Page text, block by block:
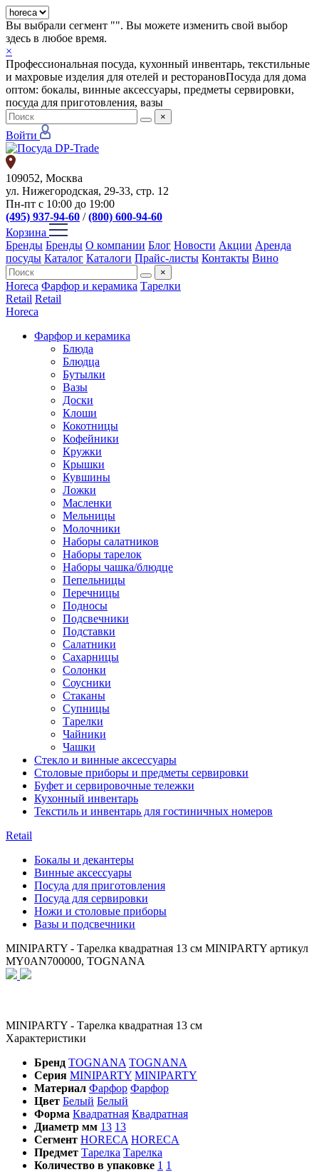
Вы выбрали сегмент "". Вы можете изменить свой выбор
здесь в любое время.
×
Профессиональная посуда, кухонный инвентарь, текстильные
и махровые изделия для отелей и ресторановПосуда для дома
оптом: бокалы, винные аксессуары, предметы сервировки,
посуда для приготовления, вазы
×
Войти
109052, Москва
ул. Нижегородская, 29-33, стр. 12
Пн-пт с 10:00 до 19:00
(495) 937-94-60 /(800) 600-94-60
Корзина
Бренды Бренды О компании Блог Новости Акции Аренда
посуды Каталог Каталоги Прайс-листы Контакты Вино
×
Horeca Фарфор и керамика Тарелки
Retail Retail
Horeca
Фарфор и керамика
Блюда
Блюдца
Бутылки
Вазы
Доски
Клоши
Кокотницы
Кофейники
Кружки
Крышки
Кувшины
Ложки
Масленки
Мельницы
Молочники
Наборы салатников
Наборы тарелок
Наборы чашка/блюдце
Пепельницы
Перечницы
Подносы
Подсвечники
Подставки
Салатники
Сахарницы
Солонки
Соусники
Стаканы
Супницы
Тарелки
Чайники
Чашки
Стекло и винные аксессуары
Столовые приборы и предметы сервировки
Буфет и сервировочные тележки
Кухонный инвентарь
Текстиль и инвентарь для гостиничных номеров
Retail
Бокалы и декантеры
Винные аксессуары
Посуда для приготовления
Посуда для сервировки
Ножи и столовые приборы
Вазы и подсвечники
MINIPARTY - Тарелка квадратная 13 см MINIPARTY артикул
MY0AN700000, TOGNANA
MINIPARTY - Тарелка квадратная 13 см
Характеристики
Бренд TOGNANA TOGNANA
Серия MINIPARTY MINIPARTY
Материал Фарфор Фарфор
Цвет Белый Белый
Форма Квадратная Квадратная
Диаметр мм 13 13
Сегмент HORECA HORECA
Предмет Тарелка Тарелка
Количество в упаковке 1 1